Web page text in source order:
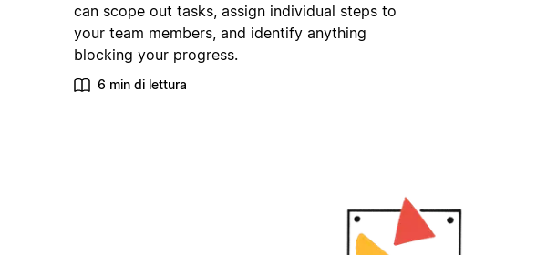
can scope out tasks, assign individual steps to
your team members, and identify anything
blocking your progress.
6 min di lettura